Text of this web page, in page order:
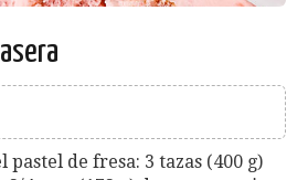
de fresa: 3 tazas (400 g)